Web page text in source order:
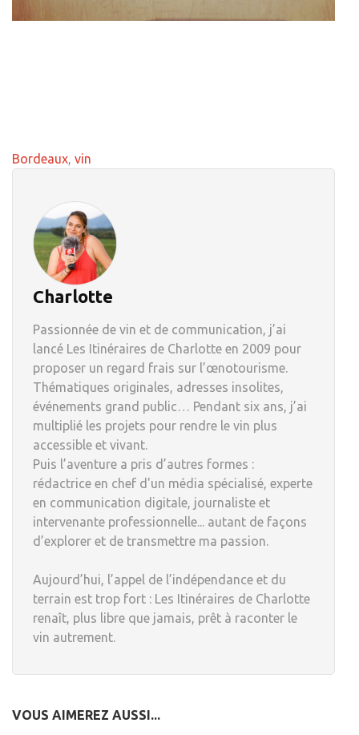
Bordeaux, vin
Charlotte
Passionnée de vin et de communication, j’ai
lancé Les Itinéraires de Charlotte en 2009 pour
proposer un regard frais sur l’œnotourisme.
Thématiques originales, adresses insolites,
événements grand public… Pendant six ans, j’ai
multiplié les projets pour rendre le vin plus
accessible et vivant.
Puis l’aventure a pris d’autres formes :
rédactrice en chef d'un média spécialisé, experte
en communication digitale, journaliste et
intervenante professionnelle... autant de façons
d’explorer et de transmettre ma passion.
Aujourd’hui, l’appel de l’indépendance et du
terrain est trop fort : Les Itinéraires de Charlotte
renaît, plus libre que jamais, prêt à raconter le
vin autrement.
VOUS AIMEREZ AUSSI...